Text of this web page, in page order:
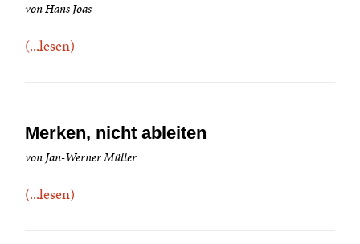
von Hans Joas
(...lesen)
Merken, nicht ableiten
von Jan-Werner Müller
(...lesen)